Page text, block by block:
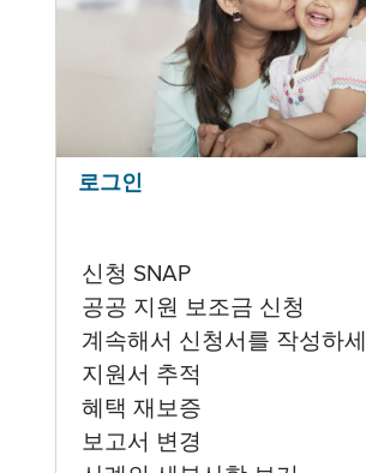
로그인
신청 SNAP
공공 지원 보조금 신청
계속해서 신청서를 작성하
지원서 추적
혜택 재보증
보고서 변경